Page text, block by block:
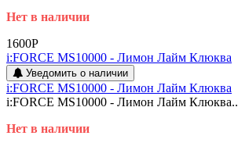
Нет в наличии
1600P
i:FORCE MS10000 - Лимон Лайм Клюква
Уведомить о наличии
i:FORCE MS10000 - Лимон Лайм Клюква
i:FORCE MS10000 - Лимон Лайм Клюква..
Нет в наличии